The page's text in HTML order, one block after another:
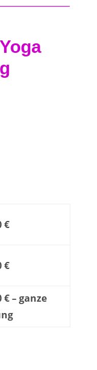
€
€
€ – ganze